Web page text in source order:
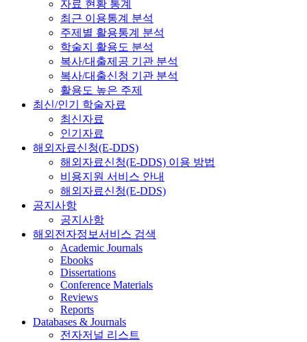
자료 현황 통계
최근 이용통계 분석
주제별 활용통계 분석
학술지 활용도 분석
복사/대출제공 기관 분석
복사/대출신청 기관 분석
활용도 높은 주제
최신/인기 학술자료
최신자료
인기자료
해외자료신청(E-DDS)
해외자료신청(E-DDS) 이용 방법
비용지원 서비스 안내
해외자료신청(E-DDS)
공지사항
공지사항
해외전자정보서비스 검색
Academic Journals
Ebooks
Dissertations
Conference Materials
Reviews
Reports
Databases & Journals
전자저널 리스트